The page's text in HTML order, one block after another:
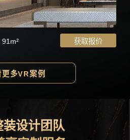
91m² 获取报价
更多VR案例
装设计团队